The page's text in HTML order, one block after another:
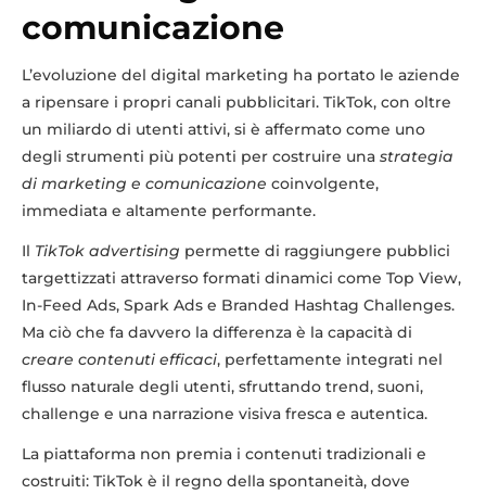
comunicazione
L’evoluzione del digital marketing ha portato le aziende
a ripensare i propri canali pubblicitari. TikTok, con oltre
un miliardo di utenti attivi, si è affermato come uno
degli strumenti più potenti per costruire una strategia
di marketing e comunicazione coinvolgente,
immediata e altamente performante.
Il TikTok advertising permette di raggiungere pubblici
targettizzati attraverso formati dinamici come Top View,
In-Feed Ads, Spark Ads e Branded Hashtag Challenges.
Ma ciò che fa davvero la differenza è la capacità di
creare contenuti efficaci, perfettamente integrati nel
flusso naturale degli utenti, sfruttando trend, suoni,
challenge e una narrazione visiva fresca e autentica.
La piattaforma non premia i contenuti tradizionali e
costruiti: TikTok è il regno della spontaneità, dove